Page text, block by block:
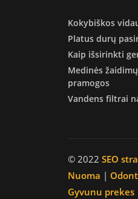
Kokybiškos
Platus durų
Kaip išsirinkti
Medinės
pramogos
Vandens filtrai
© 2022 SEO
Nuoma |
Gyvunu prekes